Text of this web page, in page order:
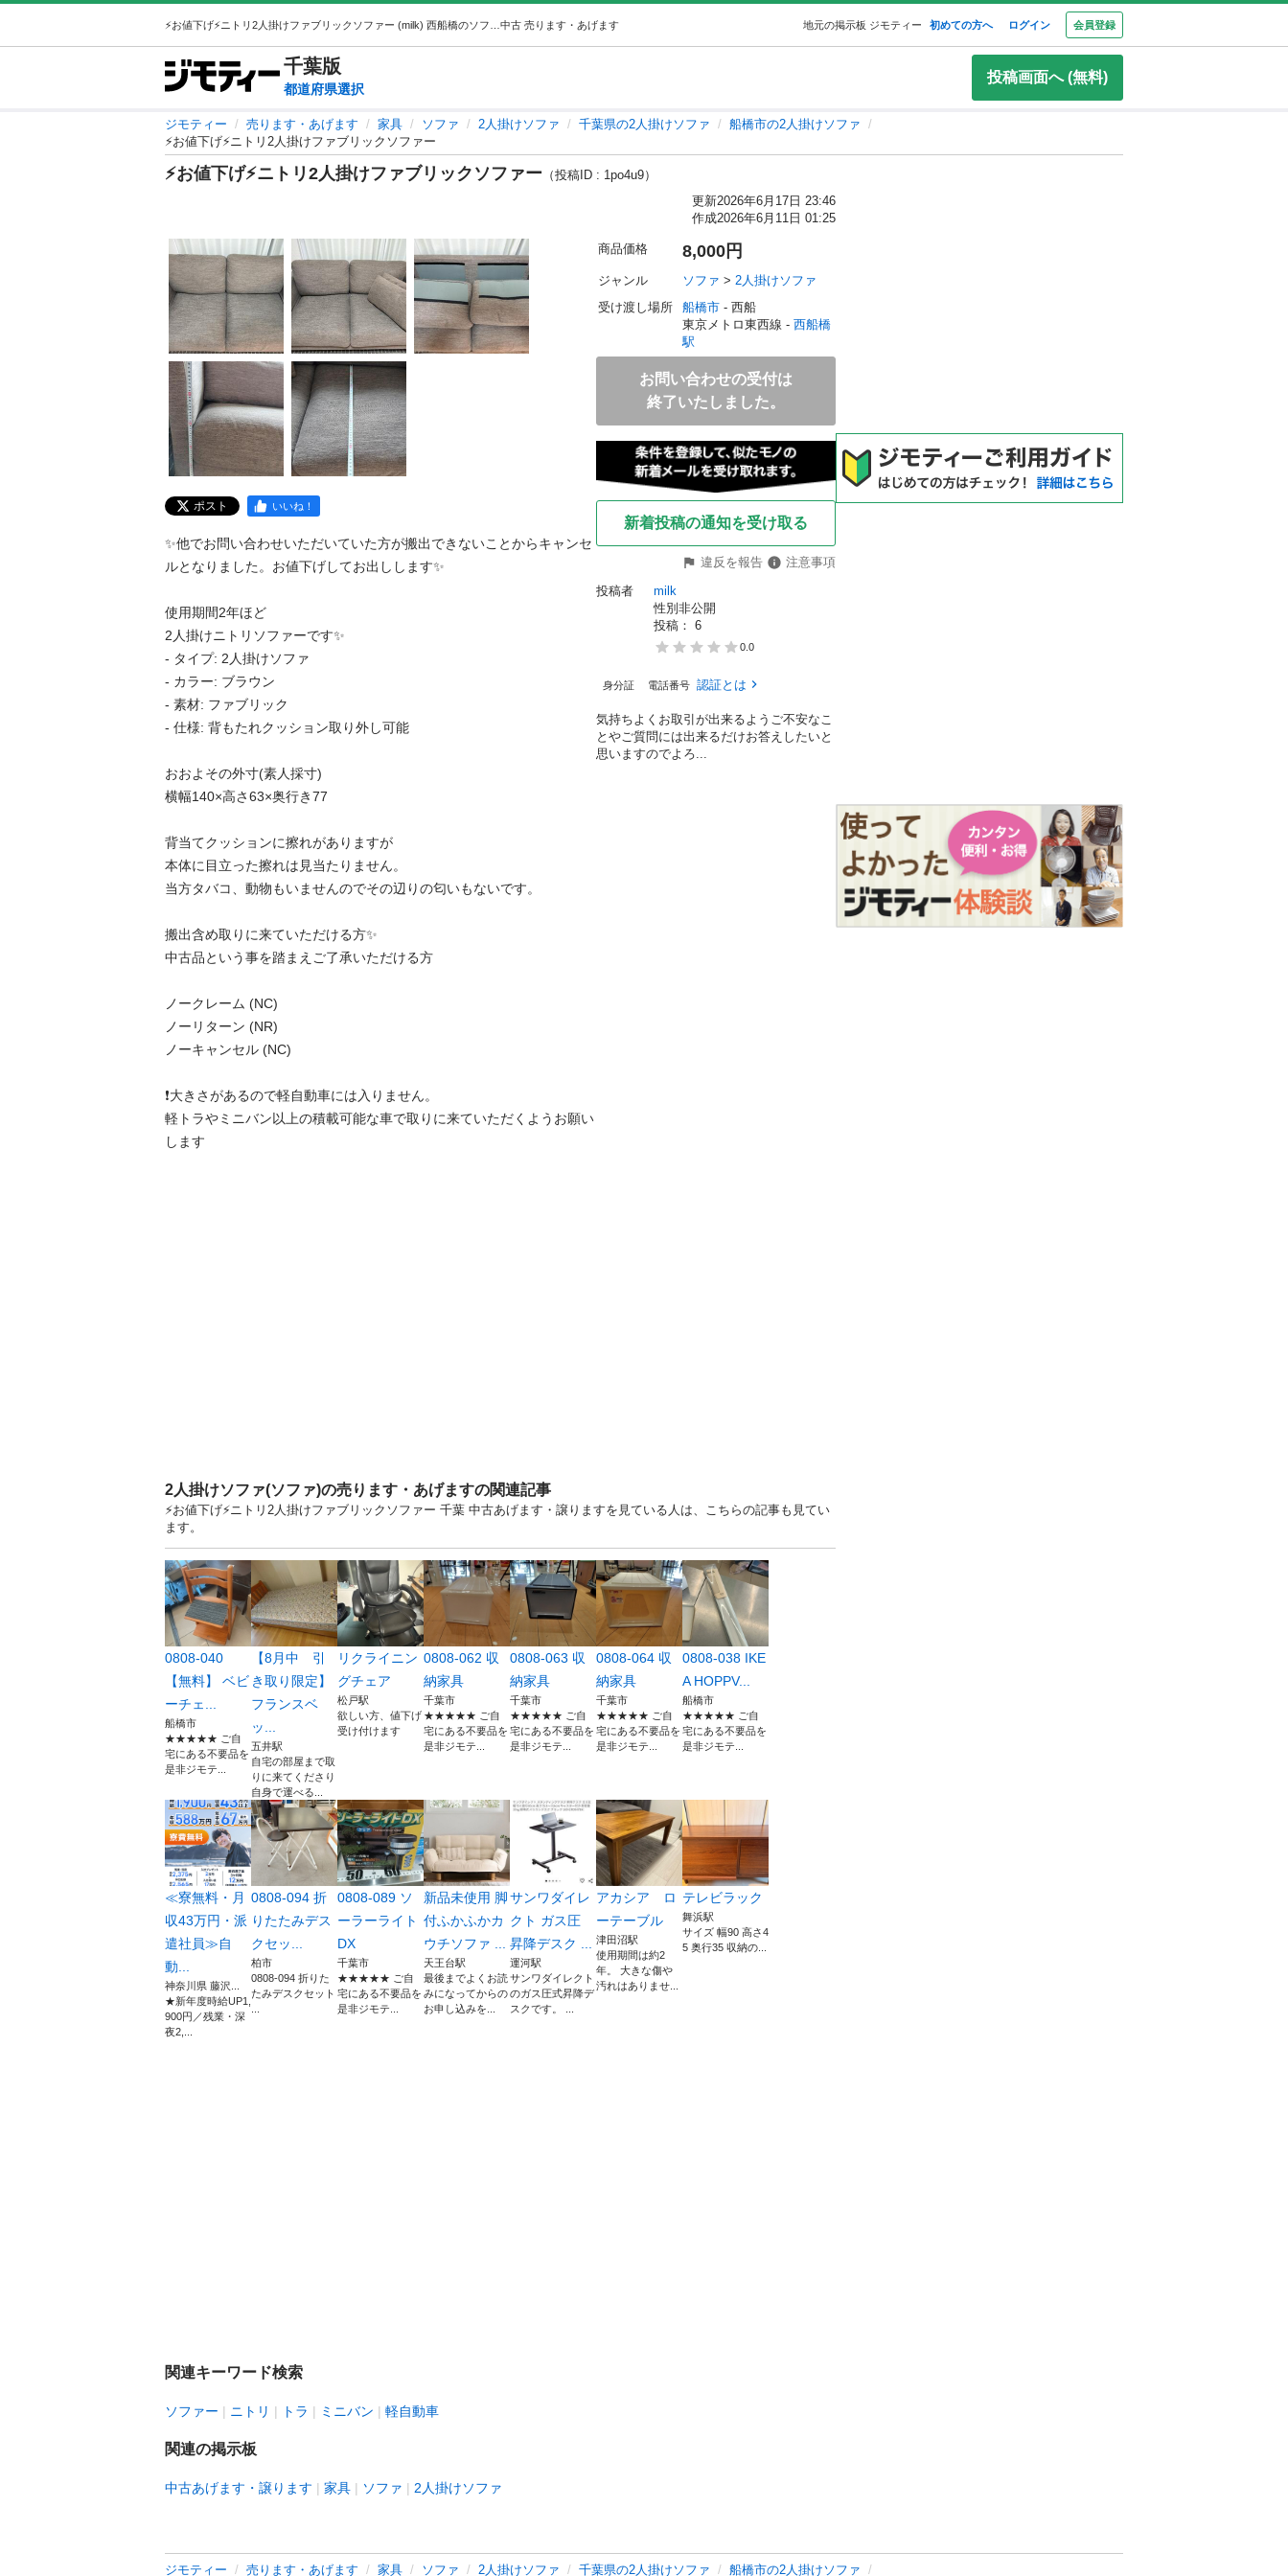
中古 売ります・あげます 地元の掲示板 ジモティー 初めての方へ ログイン 会員登録
千葉版
都道府県選択
投稿画面へ (無料)
ジモティー 売ります・あげます 家具 ソファ 2人掛けソファ 千葉県の2人掛けソファ
船橋市の2人掛けソファ
⚡お値下げ⚡ニトリ2人掛けファブリックソファー
⚡お値下げ⚡ニトリ2人掛けファブリックソファー （投稿ID : 1po4u9）
更新2026年6月17日 23:46
作成2026年6月11日 01:25
ポスト いいね！
✨他でお問い合わせいただいていた方が搬出できないことからキャンセ
ルとなりました。お値下げしてお出しします✨
使用期間2年ほど
2人掛けニトリソファーです✨
- タイプ: 2人掛けソファ
- カラー: ブラウン
- 素材: ファブリック
- 仕様: 背もたれクッション取り外し可能
おおよその外寸(素人採寸)
横幅140×高さ63×奥行き77
背当てクッションに擦れがありますが
本体に目立った擦れは見当たりません。
当方タバコ、動物もいませんのでその辺りの匂いもないです。
搬出含め取りに来ていただける方✨
中古品という事を踏まえご了承いただける方
ノークレーム (NC)
ノーリターン (NR)
ノーキャンセル (NC)
❗️大きさがあるので軽自動車には入りません。
軽トラやミニバン以上の積載可能な車で取りに来ていただくようお願い
商品価格 8,000円
ジャンル ソファ > 2人掛けソファ
受け渡し場所
船橋市 - 西船
東京メトロ東西線 - 西船橋
駅
お問い合わせの受付は
終了いたしました。
新着投稿の通知を受け取る
違反を報告
注意事項
投稿者
milk
性別非公開
投稿： 6
0.0
身分証 電話番号 認証とは
気持ちよくお取引が出来るようご不安なこ
とやご質問には出来るだけお答えしたいと
思いますのでよろ...
2人掛けソファ(ソファ)の売ります・あげますの関連記事
⚡お値下げ⚡ニトリ2人掛けファブリックソファー 千葉 中古あげます・譲りますを見ている人は、こちらの記事も見てい
ます。
0808-040
【無料】 ベビ
ーチェ...
船橋市
★★★★★ ご自
宅にある不要品を
是非ジモテ...
【8月中 引
き取り限定】
フランスベ
ッ...
五井駅
自宅の部屋まで取
りに来てくださり
自身で運べる...
リクライニン
グチェア
松戸駅
欲しい方、値下げ
受け付けます
0808-062 収
納家具
千葉市
★★★★★ ご自
宅にある不要品を
是非ジモテ...
0808-063 収
納家具
千葉市
★★★★★ ご自
宅にある不要品を
是非ジモテ...
0808-064 収
納家具
千葉市
★★★★★ ご自
宅にある不要品を
是非ジモテ...
0808-038 IKE
A HOPPV...
船橋市
★★★★★ ご自
宅にある不要品を
是非ジモテ...
≪寮無料・月
収43万円・派
遣社員≫自
動...
神奈川県 藤沢...
★新年度時給UP1,
900円／残業・深
夜2,...
0808-094 折
りたたみデス
クセッ...
柏市
0808-094 折りた
たみデスクセット
0808-089 ソ
ーラーライト
DX
千葉市
★★★★★ ご自
宅にある不要品を
是非ジモテ...
新品未使用 脚
付ふかふかカ
ウチソファ ...
天王台駅
最後までよくお読
みになってからの
お申し込みを...
サンワダイレ
クト ガス圧
昇降デスク ...
運河駅
サンワダイレクト
のガス圧式昇降デ
スクです。 ...
アカシア ロ
ーテーブル
津田沼駅
使用期間は約2
年。 大きな傷や
汚れはありませ...
テレビラック
舞浜駅
サイズ 幅90 高さ4
5 奥行35 収納の...
関連キーワード検索
ソファー ニトリ トラ ミニバン 軽自動車
関連の掲示板
中古あげます・譲ります 家具 ソファ 2人掛けソファ
ジモティー 売ります・あげます 家具 ソファ 2人掛けソファ 千葉県の2人掛けソファ
船橋市の2人掛けソファ